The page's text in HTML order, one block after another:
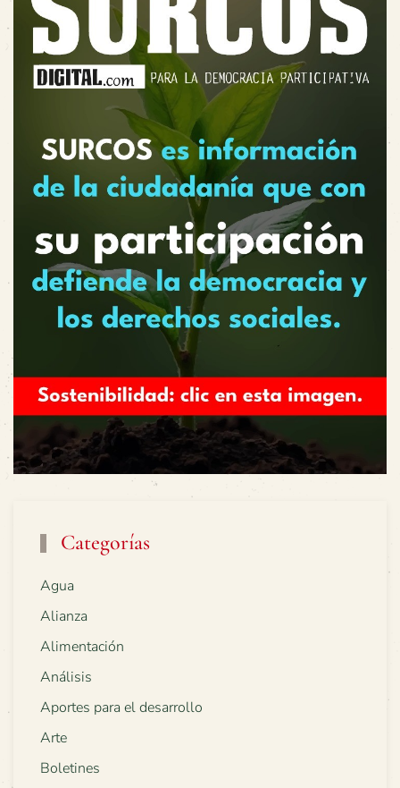
Categorías
Agua
Alianza
Alimentación
Análisis
Aportes para el desarrollo
Arte
Boletines